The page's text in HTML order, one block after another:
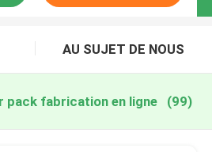
AU SUJET DE NOUS
pack fabrication en ligne (99)